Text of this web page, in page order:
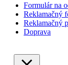
Formulár na
Reklamačný
Reklamačný
Doprava